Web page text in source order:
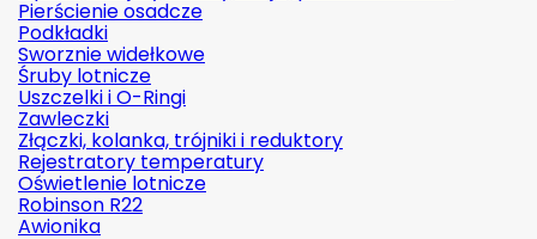
Pierścienie osadcze
Podkładki
Sworznie widełkowe
Śruby lotnicze
Uszczelki i O-Ringi
Zawleczki
Złączki, kolanka, trójniki i reduktory
Rejestratory temperatury
Oświetlenie lotnicze
Robinson R22
Awionika